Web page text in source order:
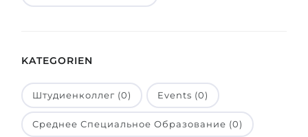
BERATUNG!
KATEGORIEN
Штудиенколлег (0) Events (0)
Среднее Специальное Образование (0)